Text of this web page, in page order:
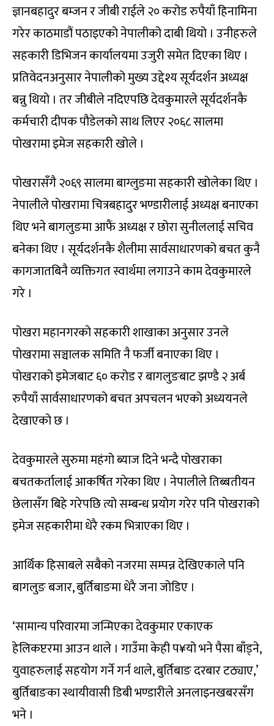
ज्ञानबहादुर बम्जन र जीबी राईले २० करोड रुपैयाँ हिनामिना
गरेर काठमाडौं पठाइएको नेपालीको दाबी थियो । उनीहरुले
सहकारी डिभिजन कार्यालयमा उजुरी समेत दिएका थिए ।
प्रतिवेदनअनुसार नेपालीको मुख्य उद्देश्य सूर्यदर्शन अध्यक्ष
बन्नु थियो । तर जीबीले नदिएपछि देवकुमारले सूर्यदर्शनकै
कर्मचारी दीपक पौडेलको साथ लिएर २०६८ सालमा
पोखरामा इमेज सहकारी खोले ।
पोखरासँगै २०६९ सालमा बाग्लुङमा सहकारी खोलेका थिए ।
नेपालीले पोखरामा चित्रबहादुर भण्डारीलाई अध्यक्ष बनाएका
थिए भने बागलुङमा आफैं अध्यक्ष र छोरा सुनीललाई सचिव
बनेका थिए । सूर्यदर्शनकै शैलीमा सार्वसाधारणको बचत कुनै
कागजातबिनै व्यक्तिगत स्वार्थमा लगाउने काम देवकुमारले
गरे ।
पोखरा महानगरको सहकारी शाखाका अनुसार उनले
पोखरामा सञ्चालक समिति नै फर्जी बनाएका थिए ।
पोखराको इमेजबाट ६० करोड र बागलुङबाट झण्डै २ अर्ब
रुपैयाँ सार्वसाधारणको बचत अपचलन भएको अध्ययनले
देखाएको छ ।
देवकुमारले सुरुमा महंगो ब्याज दिने भन्दै पोखराका
बचतकर्तालाई आकर्षित गरेका थिए । नेपालीले तिब्बतीयन
छेलासँग बिहे गरेपछि त्यो सम्बन्ध प्रयोग गरेर पनि पोखराको
इमेज सहकारीमा धेरै रकम भित्राएका थिए ।
आर्थिक हिसाबले सबैको नजरमा सम्पन्न देखिएकाले पनि
बागलुङ बजार, बुर्तिबाङमा धेरै जना जोडिए ।
‘सामान्य परिवारमा जन्मिएका देवकुमार एकाएक
हेलिकप्टरमा आउन थाले । गाउँमा केही प¥यो भने पैसा बाँड्ने,
युवाहरुलाई सहयोग गर्ने गर्न थाले, बुर्तिबाङ दरबार टठ्याए,’
बुर्तिबाङका स्थायीवासी डिबी भण्डारीले अनलाइनखबरसँग
भने ।